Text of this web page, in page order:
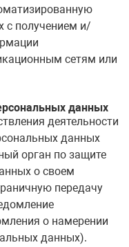
с получением и/
сетям или
данных
деятельности
данных
орган по защите
о своем
передачу
о намерении
данных).